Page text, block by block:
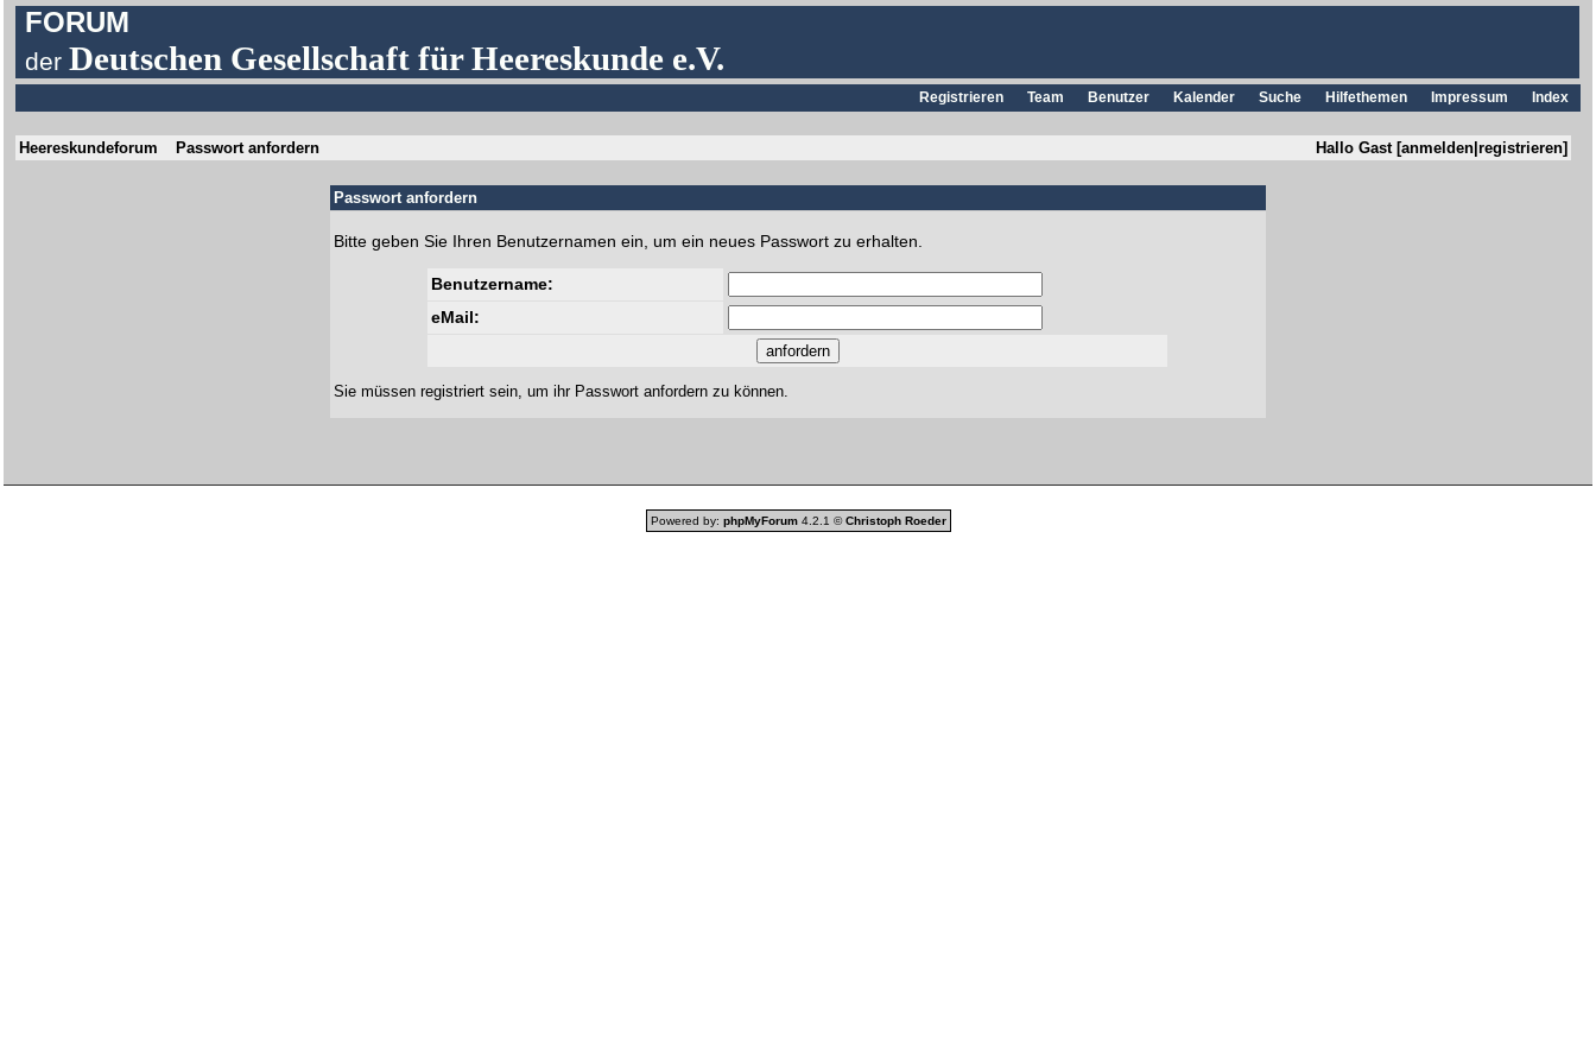
FORUM
derDeutschen Gesellschaft für Heereskunde e.V.
Index
Impressum
Hilfethemen
Suche
Kalender
Benutzer
Team
Registrieren
Hallo Gast [anmelden |registrieren]
Heereskundeforum Passwort anfordern
Passwort anfordern
Bitte geben Sie Ihren Benutzernamen ein, um ein neues Passwort zu erhalten.
Benutzername:
eMail:
Sie müssen registriertsein, um ihr Passwort anfordern zu können.
Powered by: phpMyForum4.2.1 ©Christoph Roeder